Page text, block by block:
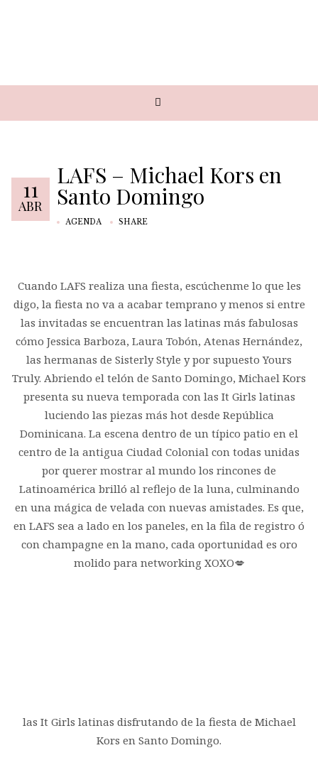
11
ABR
LAFS – Michael Kors en
Santo Domingo
AGENDA SHARE
Cuando LAFS realiza una fiesta, escúchenme lo que les
digo, la fiesta no va a acabar temprano y menos si entre
las invitadas se encuentran las latinas más fabulosas
cómo Jessica Barboza, Laura Tobón, Atenas Hernández,
las hermanas de Sisterly Style y por supuesto Yours
Truly. Abriendo el telón de Santo Domingo, Michael Kors
presenta su nueva temporada con las It Girls latinas
luciendo las piezas más hot desde República
Dominicana. La escena dentro de un típico patio en el
centro de la antigua Ciudad Colonial con todas unidas
por querer mostrar al mundo los rincones de
Latinoamérica brilló al reflejo de la luna, culminando
en una mágica de velada con nuevas amistades. Es que,
en LAFS sea a lado en los paneles, en la fila de registro ó
con champagne en la mano, cada oportunidad es oro
molido para networking XOXO💋
las It Girls latinas disfrutando de la fiesta de Michael
Kors en Santo Domingo.